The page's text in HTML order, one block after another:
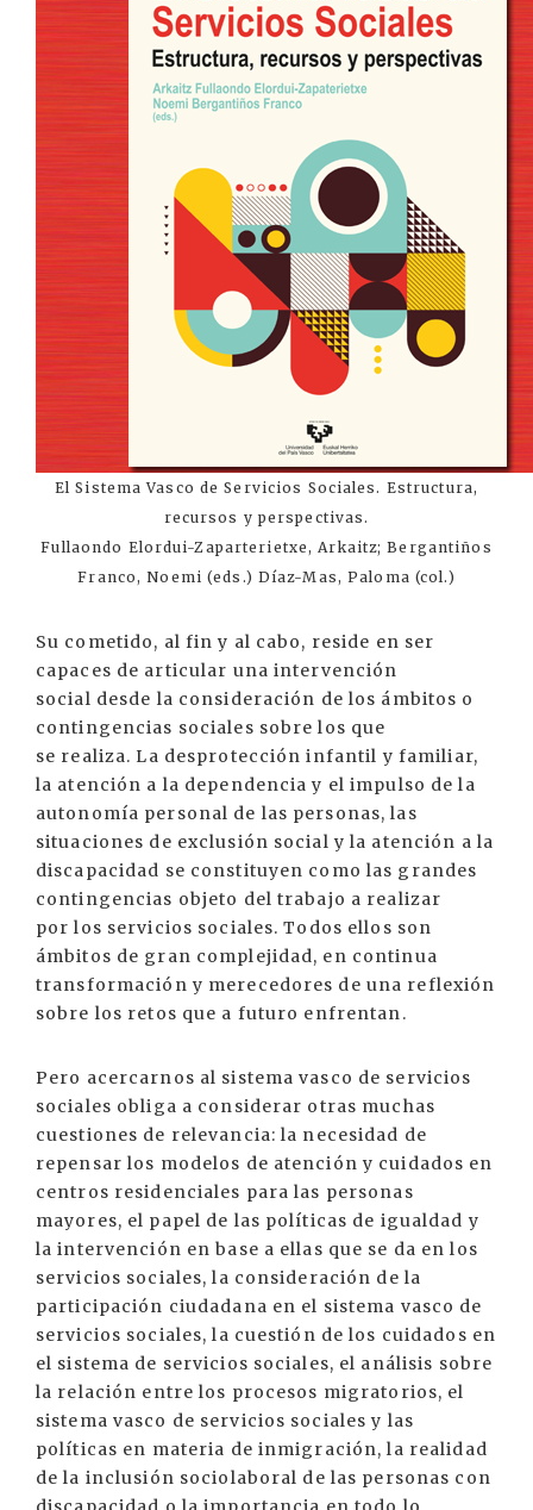
El Sistema Vasco de Servicios Sociales. Estructura,
recursos y perspectivas.
Fullaondo Elordui-Zaparterietxe, Arkaitz; Bergantiños
Franco, Noemi (eds.) Díaz-Mas, Paloma (col.)
Su cometido, al fin y al cabo, reside en ser
capaces de articular una intervención
social desde la consideración de los ámbitos o
contingencias sociales sobre los que
se realiza. La desprotección infantil y familiar,
la atención a la dependencia y el impulso de la
autonomía personal de las personas, las
situaciones de exclusión social y la atención a la
discapacidad se constituyen como las grandes
contingencias objeto del trabajo a realizar
por los servicios sociales. Todos ellos son
ámbitos de gran complejidad, en continua
transformación y merecedores de una reflexión
sobre los retos que a futuro enfrentan.
Pero acercarnos al sistema vasco de servicios
sociales obliga a considerar otras muchas
cuestiones de relevancia: la necesidad de
repensar los modelos de atención y cuidados en
centros residenciales para las personas
mayores, el papel de las políticas de igualdad y
la intervención en base a ellas que se da en los
servicios sociales, la consideración de la
participación ciudadana en el sistema vasco de
servicios sociales, la cuestión de los cuidados en
el sistema de servicios sociales, el análisis sobre
la relación entre los procesos migratorios, el
sistema vasco de servicios sociales y las
políticas en materia de inmigración, la realidad
de la inclusión sociolaboral de las personas con